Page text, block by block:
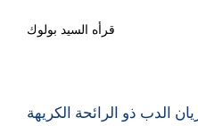
قرأه السيد بولوك
الدب ذو الرائحة الكريهة